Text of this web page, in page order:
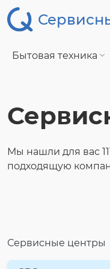
Бытовая техника
Мы нашли для вас
подходящую
Сервисные центры